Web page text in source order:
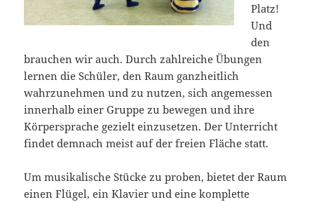
Platz!
Und
den
brauchen wir auch. Durch zahlreiche Übungen
lernen die Schüler, den Raum ganzheitlich
wahrzunehmen und zu nutzen, sich angemessen
innerhalb einer Gruppe zu bewegen und ihre
Körpersprache gezielt einzusetzen. Der Unterricht
findet demnach meist auf der freien Fläche statt.
Um musikalische Stücke zu proben, bietet der Raum
einen Flügel, ein Klavier und eine komplette